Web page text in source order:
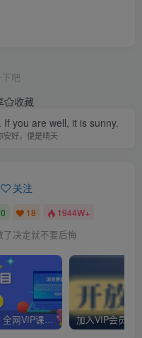
吧
收藏
you are well, it is sunny.
安好，便是晴天
关注
0 18 1944W+
了决定就不要后悔
官方正品 全网VIP课程 无损下载~